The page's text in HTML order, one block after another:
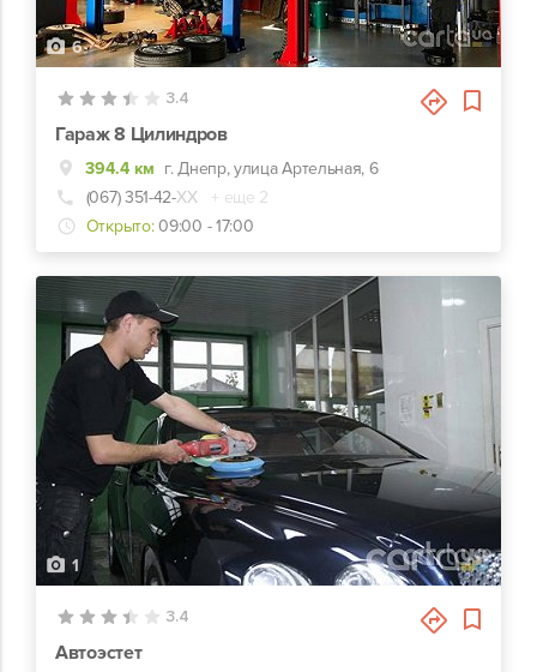
6
3.4
Гараж 8 Цилиндров
394.4 км г. Днепр, улица Артельная, 6
(067) 351-42-ХХ
+ еще 2
Открыто: 09:00 - 17:00
1
3.4
Автоэстет